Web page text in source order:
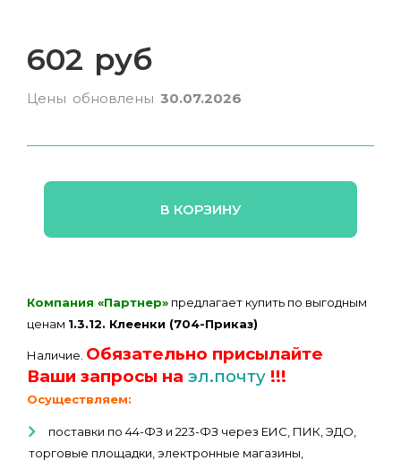
602 руб
Цены обновлены 30.07.2026
В КОРЗИНУ
Компания «Партнер» предлагает купить по выгодным
ценам 1.3.12. Клеенки (704-Приказ)
Наличие. Обязательно присылайте
Ваши запросы на эл.почту !!!
Осуществляем:
поставки по 44-ФЗ и 223-ФЗ через ЕИС, ПИК, ЭДО,
торговые площадки, электронные магазины,